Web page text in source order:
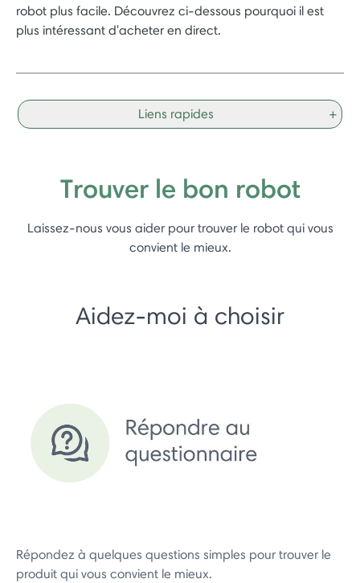
robot plus facile. Découvrez ci-dessous pourquoi il est
plus intéressant d'acheter en direct.
Liens rapides +
Trouver le bon robot
Laissez-nous vous aider pour trouver le robot qui vous
convient le mieux.
Aidez-moi à choisir
Répondez à quelques questions simples pour trouver le
produit qui vous convient le mieux.